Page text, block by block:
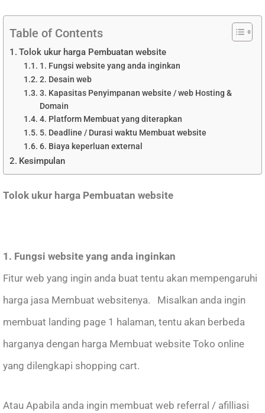
Table of Contents
Tolok ukur harga Pembuatan website
1. Fungsi website yang anda inginkan
2. Desain web
3. Kapasitas Penyimpanan website / web Hosting &
Domain
4. Platform Membuat yang diterapkan
5. Deadline / Durasi waktu Membuat website
6. Biaya keperluan external
Kesimpulan
Tolok ukur harga Pembuatan website
1. Fungsi website yang anda inginkan
Fitur web yang ingin anda buat tentu akan mempengaruhi
harga jasa Membuat websitenya. Misalkan anda ingin
membuat landing page 1 halaman, tentu akan berbeda
harganya dengan harga Membuat website Toko online
yang dilengkapi shopping cart.
Atau Apabila anda ingin membuat web referral / afilliasi